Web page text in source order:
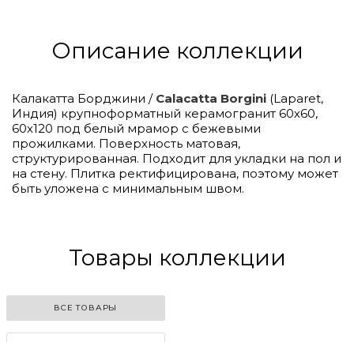
Описание коллекции
Калакатта Борджини / Calacatta Borgini (Laparet,
Индия) крупноформатный керамогранит 60х60,
60х120 под белый мрамор с бежевыми
прожилками. Поверхность матовая,
структурированная. Подходит для укладки на пол и
на стену. Плитка ректифицирована, поэтому может
быть уложена с минимальным швом.
Товары коллекции
ВСЕ ТОВАРЫ